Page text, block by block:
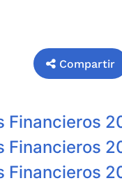
Compartir
Financieros
Financieros
Financieros